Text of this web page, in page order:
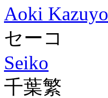
Aoki Kazuyo
セーコ
Seiko
千葉繁